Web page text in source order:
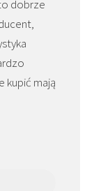
dobrze
kupić mają